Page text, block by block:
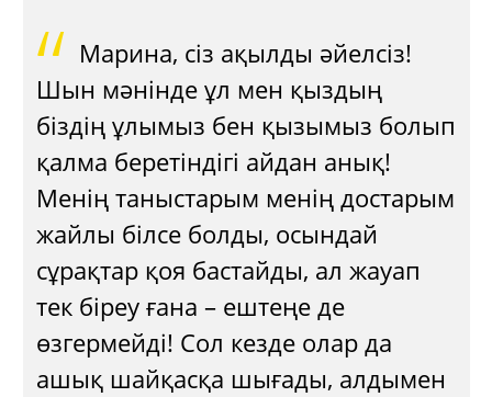
Марина, сіз ақылды әйелсіз!
Шын мәнінде ұл мен қыздың
біздің ұлымыз бен қызымыз болып
қалма беретіндігі айдан анық!
Менің таныстарым менің достарым
жайлы білсе болды, осындай
сұрақтар қоя бастайды, ал жауап
тек біреу ғана – ештеңе де
өзгермейді! Сол кезде олар да
ашық шайқасқа шығады, алдымен